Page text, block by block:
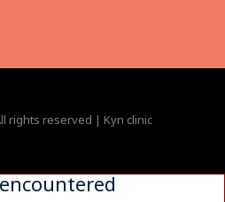
rights reserved | Kyn clinic